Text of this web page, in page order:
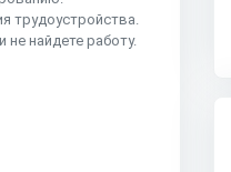
трудоустройства.
не найдете работу.